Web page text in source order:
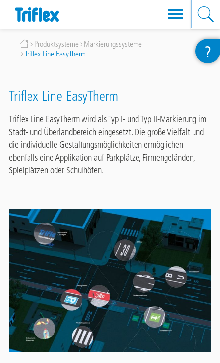
Breadcrumb
Produktsysteme
Markierungssysteme
Triflex Line EasyTherm
Triflex Line EasyTherm
Triflex Line EasyTherm wird als Typ I- und Typ II-Markierung im
Stadt- und Überlandbereich eingesetzt. Die große Vielfalt und
die individuelle Gestaltungsmöglichkeiten ermöglichen
ebenfalls eine Applikation auf Parkplätze, Firmengeländen,
Spielplätzen oder Schulhöfen.
?